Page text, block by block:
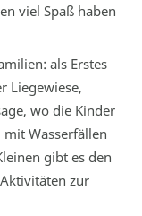
viel Spaß haben
als Erstes
Liegewiese,
wo die Kinder
Wasserfällen
gibt es den
zur